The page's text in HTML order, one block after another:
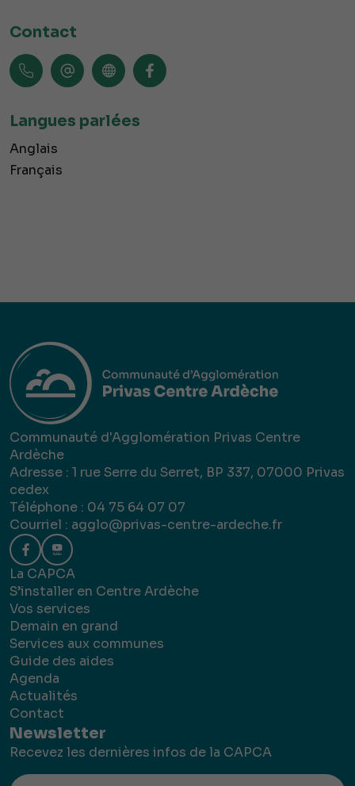
Contact
Langues parlées
Anglais
Français
Communauté d'Agglomération Privas Centre
Ardèche
Adresse : 1 rue Serre du Serret, BP 337, 07000 Privas
cedex
Téléphone : 04 75 64 07 07
Courriel : agglo@privas-centre-ardeche.fr
La CAPCA
S’installer en Centre Ardèche
Vos services
Demain en grand
Services aux communes
Guide des aides
Agenda
Actualités
Contact
Newsletter
Recevez les dernières infos de la CAPCA